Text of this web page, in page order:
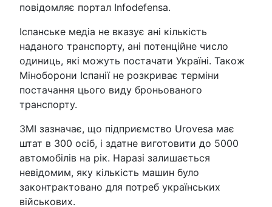
повідомляє портал Infodefensa.
Іспанське медіа не вказує ані кількість
наданого транспорту, ані потенційне число
одиниць, які можуть постачати Україні. Також
Міноборони Іспанії не розкриває терміни
постачання цього виду броньованого
транспорту.
ЗМІ зазначає, що підприємство Urovesa має
штат в 300 осіб, і здатне виготовити до 5000
автомобілів на рік. Наразі залишається
невідомим, яку кількість машин було
законтрактовано для потреб українських
військових.